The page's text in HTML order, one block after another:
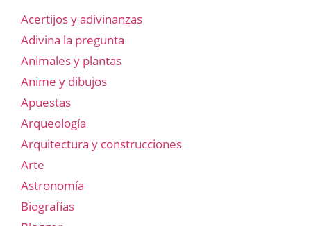
Acertijos y adivinanzas
Adivina la pregunta
Animales y plantas
Anime y dibujos
Apuestas
Arqueología
Arquitectura y construcciones
Arte
Astronomía
Biografías